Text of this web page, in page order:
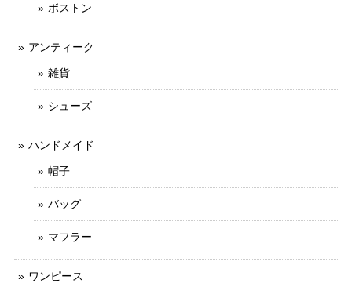
ボストン
アンティーク
雑貨
シューズ
ハンドメイド
帽子
バッグ
マフラー
ワンピース